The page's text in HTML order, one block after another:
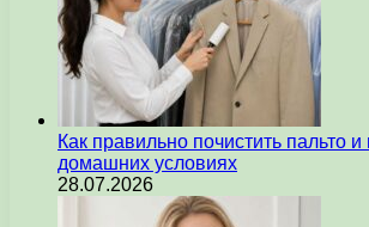
Как правильно почистить пальто
домашних условиях
28.07.2026